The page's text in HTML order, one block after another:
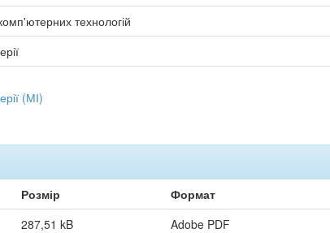
технологій
(МІ)
Розмір
Формат
287,51 kB Adobe PDF